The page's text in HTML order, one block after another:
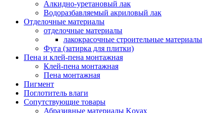
Алкидно-уретановый лак
Водоразбавляемый акриловый лак
Отделочные материалы
отделочные материалы
лакокрасочные строительные материалы
Фуга (затирка для плитки)
Пена и клей-пена монтажная
Клей-пена монтажная
Пена монтажная
Пигмент
Поглотитель влаги
Сопутствующие товары
Абразивные материалы Kovax